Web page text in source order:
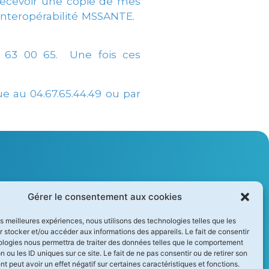
Gérer le consentement aux cookies
meilleures expériences, nous utilisons des technologies telles que les
stocker et/ou accéder aux informations des appareils. Le fait de consentir
nous permettra de traiter des données telles que le comportement
ou les ID uniques sur ce site. Le fait de ne pas consentir ou de retirer son
peut avoir un effet négatif sur certaines caractéristiques et fonctions.
MSSANTE.
63 00 65. Une fois ces
au 04.67.65.44.49 ou par
A.D.SION INFO SANTÉ
FUTURE BUILDING II
1280 Avenue des Platanes